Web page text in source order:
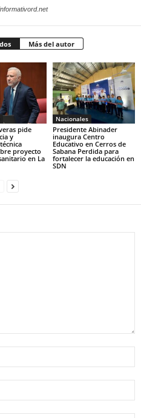
Más del autor
pide
y
proyecto
en La
Nacionales
Presidente Abinader
inaugura Centro
Educativo en Cerros de
Sabana Perdida para
fortalecer la educación en
SDN